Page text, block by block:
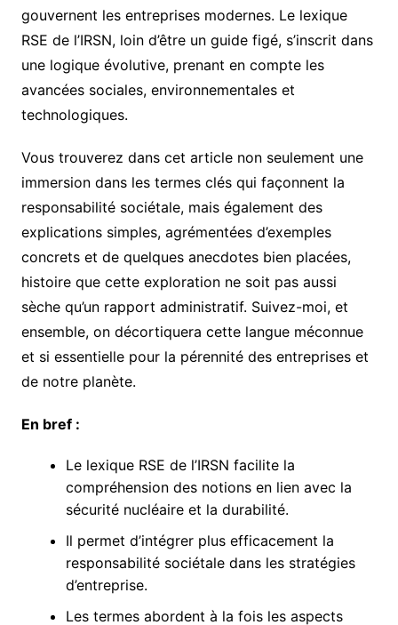
gouvernent les entreprises modernes. Le lexique
RSE de l’IRSN, loin d’être un guide figé, s’inscrit dans
une logique évolutive, prenant en compte les
avancées sociales, environnementales et
technologiques.
Vous trouverez dans cet article non seulement une
immersion dans les termes clés qui façonnent la
responsabilité sociétale, mais également des
explications simples, agrémentées d’exemples
concrets et de quelques anecdotes bien placées,
histoire que cette exploration ne soit pas aussi
sèche qu’un rapport administratif. Suivez-moi, et
ensemble, on décortiquera cette langue méconnue
et si essentielle pour la pérennité des entreprises et
de notre planète.
En bref :
Le lexique RSE de l’IRSN facilite la
compréhension des notions en lien avec la
sécurité nucléaire et la durabilité.
Il permet d’intégrer plus efficacement la
responsabilité sociétale dans les stratégies
d’entreprise.
Les termes abordent à la fois les aspects